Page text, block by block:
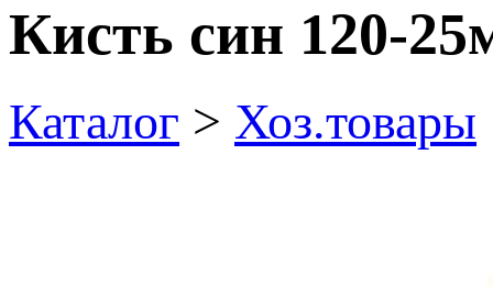
Кисть син 120-
Каталог > Хоз.товары